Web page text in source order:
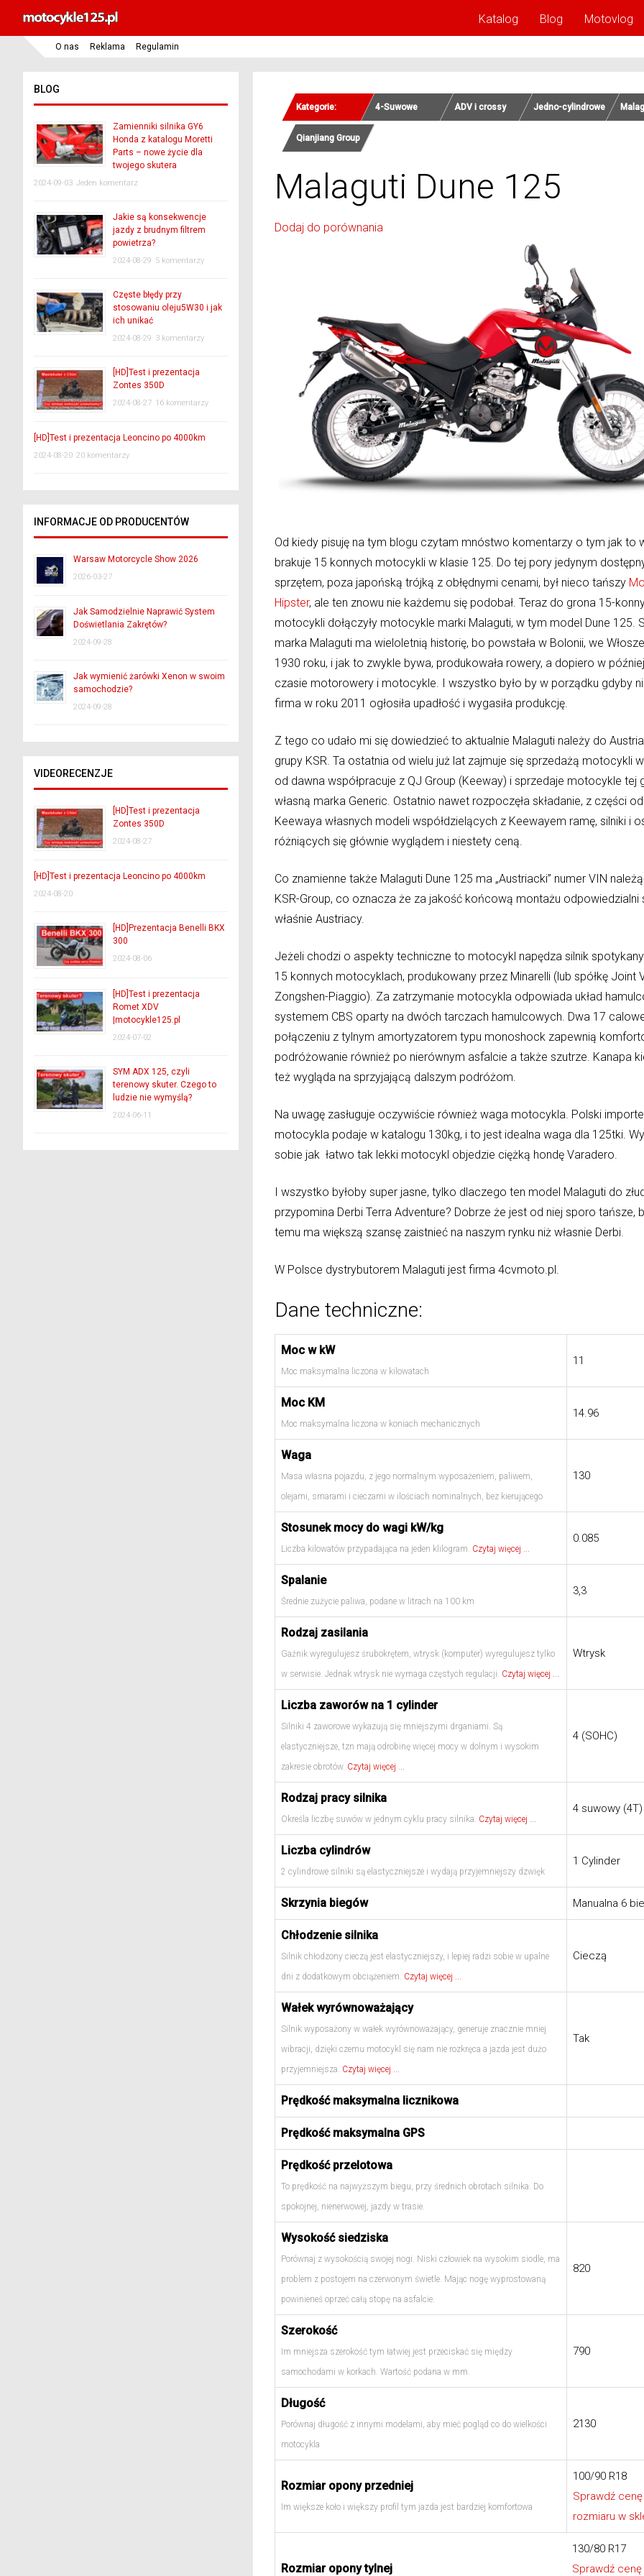
Katalog Blog Motovlog
O nas Reklama Regulamin
Kategorie: 4-Suwowe ADV i crossy Jedno-cylindrowe
Qianjiang Group
Malaguti Dune 125
Dodaj do porównania
Od kiedy pisuję na tym blogu czytam mnóstwo komentarzy o tym jak to
brakuje 15 konnych motocykli w klasie 125. Do tej pory jedynym
sprzętem, poza japońską trójką z obłędnymi cenami, był nieco tańszy
Hipster, ale ten znowu nie każdemu się podobał. Teraz do grona 15-
motocykli dołączyły motocykle marki Malaguti, w tym model Dune 125.
marka Malaguti ma wieloletnią historię, bo powstała w Bolonii, we
1930 roku, i jak to zwykle bywa, produkowała rowery, a dopiero w
czasie motorowery i motocykle. I wszystko było by w porządku gdyby
firma w roku 2011 ogłosiła upadłość i wygasiła produkcję.
Z tego co udało mi się dowiedzieć to aktualnie Malaguti należy do
grupy KSR. Ta ostatnia od wielu już lat zajmuje się sprzedażą motocykli
od dawna współpracuje z QJ Group (Keeway) i sprzedaje motocykle tej
własną marka Generic. Ostatnio nawet rozpoczęła składanie, z części od
Keewaya własnych modeli współdzielących z Keewayem ramę, silniki i
różniących się głównie wyglądem i niestety ceną.
Co znamienne także Malaguti Dune 125 ma „Austriacki” numer VIN
KSR-Group, co oznacza że za jakość końcową montażu odpowiedzialni
właśnie Austriacy.
Jeżeli chodzi o aspekty techniczne to motocykl napędza silnik
15 konnych motocyklach, produkowany przez Minarelli (lub spółkę Joint
Zongshen-Piaggio). Za zatrzymanie motocykla odpowiada układ
systemem CBS oparty na dwóch tarczach hamulcowych. Dwa 17
połączeniu z tylnym amortyzatorem typu monoshock zapewnią
podróżowanie również po nierównym asfalcie a także szutrze. Kanapa
też wygląda na sprzyjającą dalszym podróżom.
Na uwagę zasługuje oczywiście również waga motocykla. Polski
motocykla podaje w katalogu 130kg, i to jest idealna waga dla 125tki.
sobie jak łatwo tak lekki motocykl objedzie ciężką hondę Varadero.
I wszystko byłoby super jasne, tylko dlaczego ten model Malaguti do
przypomina Derbi Terra Adventure? Dobrze że jest od niej sporo tańsze,
temu ma większą szansę zaistnieć na naszym rynku niż własnie Derbi.
W Polsce dystrybutorem Malaguti jest firma 4cvmoto.pl.
Dane techniczne:
Moc w kW
Moc maksymalna liczona w kilowatach
11
Moc KM
Moc maksymalna liczona w koniach mechanicznych
14.96
Waga
Masa własna pojazdu, z jego normalnym wyposażeniem, paliwem,
olejami, smarami i cieczami w ilościach nominalnych, bez kierującego
130
Stosunek mocy do wagi kW/kg
Liczba kilowatów przypadająca na jeden klilogram. Czytaj więcej ...
0.085
Spalanie
Średnie zużycie paliwa, podane w litrach na 100 km
3,3
Rodzaj zasilania
Gaźnik wyregulujesz śrubokrętem, wtrysk (komputer) wyregulujesz tylko
w serwisie. Jednak wtrysk nie wymaga częstych regulacji. Czytaj więcej ...
Wtrysk
Liczba zaworów na 1 cylinder
Silniki 4 zaworowe wykazują się mniejszymi drganiami. Są
elastyczniejsze, tzn mają odrobinę więcej mocy w dolnym i wysokim
zakresie obrotów. Czytaj więcej ...
4 (SOHC)
Rodzaj pracy silnika
Określa liczbę suwów w jednym cyklu pracy silnika. Czytaj więcej ...
4 suwowy (4T)
Liczba cylindrów
2 cylindrowe silniki są elastyczniejsze i wydają przyjemniejszy dzwięk
1 Cylinder
Skrzynia biegów Manualna 6
Chłodzenie silnika
Silnik chłodzony cieczą jest elastyczniejszy, i lepiej radzi sobie w upalne
dni z dodatkowym obciążeniem. Czytaj więcej ...
Cieczą
Wałek wyrównoważający
Silnik wyposażony w wałek wyrównoważający, generuje znacznie mniej
wibracji, dzięki czemu motocykl się nam nie rozkręca a jazda jest dużo
przyjemniejsza. Czytaj więcej ...
Tak
Prędkość maksymalna licznikowa
Prędkość maksymalna GPS
Prędkość przelotowa
To prędkość na najwyższym biegu, przy średnich obrotach silnika. Do
spokojnej, nienerwowej, jazdy w trasie.
Wysokość siedziska
Porównaj z wysokością swojej nogi. Niski człowiek na wysokim siodle, ma
problem z postojem na czerwonym świetle. Mając nogę wyprostowaną
powinieneś oprzeć całą stopę na asfalcie.
820
Szerokość
Im mniejsza szerokość tym łatwiej jest przeciskać się między
samochodami w korkach. Wartość podana w mm.
790
Długość
Porównaj długość z innymi modelami, aby mieć pogląd co do wielkości
motocykla
2130
Rozmiar opony przedniej
Im większe koło i większy profil tym jazda jest bardziej komfortowa
100/90 R18
Sprawdź
rozmiaru w
Rozmiar opony tylnej
130/80 R17
Sprawdź
BLOG
Zamienniki silnika GY6
Honda z katalogu Moretti
Parts – nowe życie dla
twojego skutera
2024-09-03 Jeden komentarz
Jakie są konsekwencje
jazdy z brudnym filtrem
powietrza?
2024-08-29 5 komentarzy
Częste błędy przy
stosowaniu oleju5W30 i jak
ich unikać
2024-08-29 3 komentarzy
[HD]Test i prezentacja
Zontes 350D
2024-08-27 16 komentarzy
[HD]Test i prezentacja Leoncino po 4000km
2024-08-20 20 komentarzy
INFORMACJE OD PRODUCENTÓW
Warsaw Motorcycle Show 2026
2026-03-27
Jak Samodzielnie Naprawić System
Doświetlania Zakrętów?
2024-09-28
Jak wymienić żarówki Xenon w swoim
samochodzie?
2024-09-28
VIDEORECENZJE
[HD]Test i prezentacja
Zontes 350D
2024-08-27
[HD]Test i prezentacja Leoncino po 4000km
2024-08-20
[HD]Prezentacja Benelli BKX
300
2024-08-06
[HD]Test i prezentacja
Romet XDV
|motocykle125.pl
2024-07-02
SYM ADX 125, czyli
terenowy skuter. Czego to
ludzie nie wymyślą?
2024-06-11